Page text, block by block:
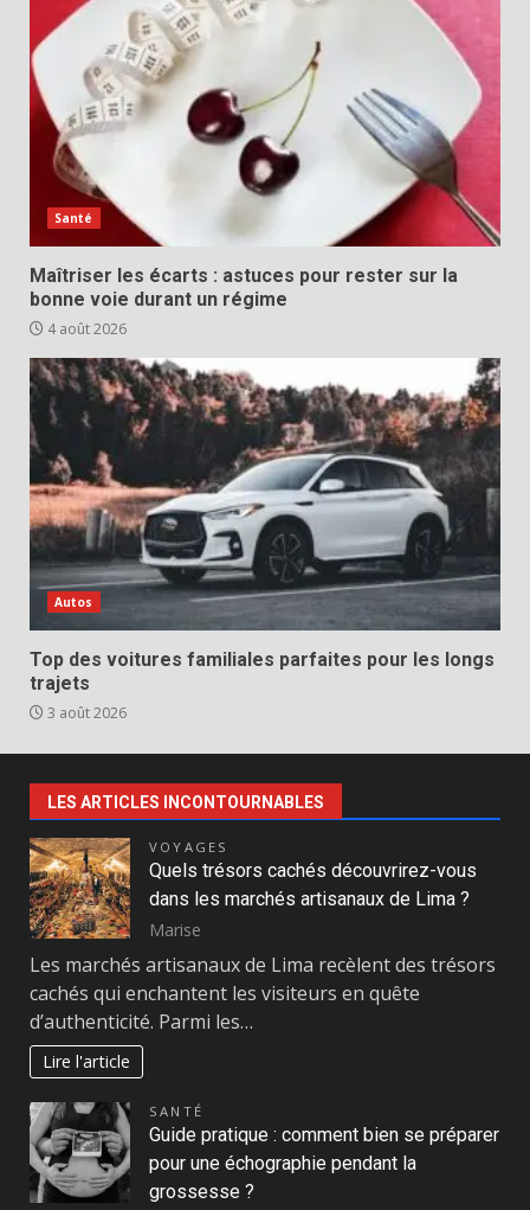
Santé
Maîtriser les écarts : astuces pour rester sur la
bonne voie durant un régime
4 août 2026
Autos
Top des voitures familiales parfaites pour les longs
trajets
3 août 2026
LES ARTICLES INCONTOURNABLES
VOYAGES
Quels trésors cachés découvrirez-vous
dans les marchés artisanaux de Lima ?
Marise
Les marchés artisanaux de Lima recèlent des trésors
cachés qui enchantent les visiteurs en quête
d’authenticité. Parmi les…
Lire l'article
SANTÉ
Guide pratique : comment bien se préparer
pour une échographie pendant la
grossesse ?